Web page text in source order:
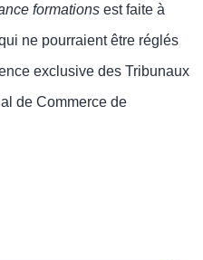
formations est faite à
ne pourraient être réglés
exclusive des Tribunaux
de Commerce de